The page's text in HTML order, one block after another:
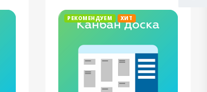
РЕКОМЕНДУЕМ ХИТ